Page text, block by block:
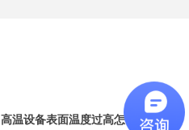
高温设备表面温度过高怎么办？高温